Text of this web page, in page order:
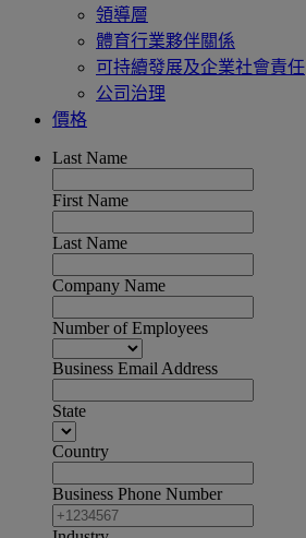
領導層
體育行業夥伴關係
可持續發展及企業社會責任
公司治理
價格
Last Name
First Name
Last Name
Company Name
Number of Employees
Business Email Address
State
Country
Business Phone Number